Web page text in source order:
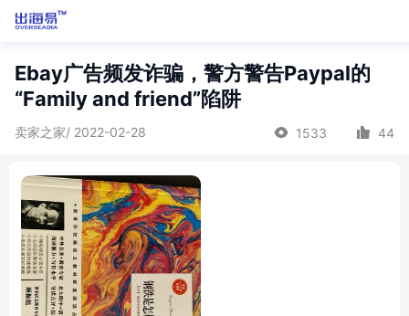
Ebay广告频发诈骗，警方警告Paypal的
“Family and friend”陷阱
卖家之家/ 2022-02-28 1533 44